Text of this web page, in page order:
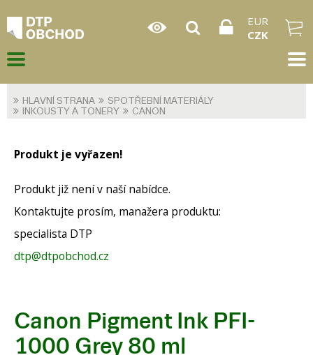
EUR
CZK
HLAVNÍ STRANA
SPOTŘEBNÍ MATERIÁLY
INKOUSTY A TONERY
CANON
Produkt je vyřazen!
Produkt již není v naší nabídce.
Kontaktujte prosím, manažera produktu:
specialista DTP
dtp@dtpobchod.cz
Canon Pigment Ink PFI-
1000 Grey 80 ml